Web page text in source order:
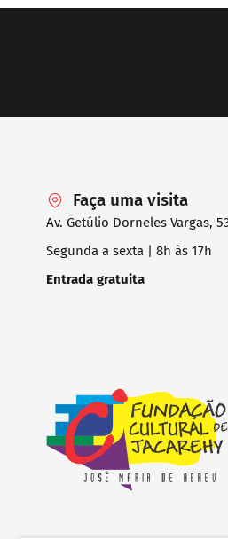
Faça uma visita
Av. Getúlio Dorneles Vargas,
Segunda a sexta | 8h às 17h
Entrada gratuita